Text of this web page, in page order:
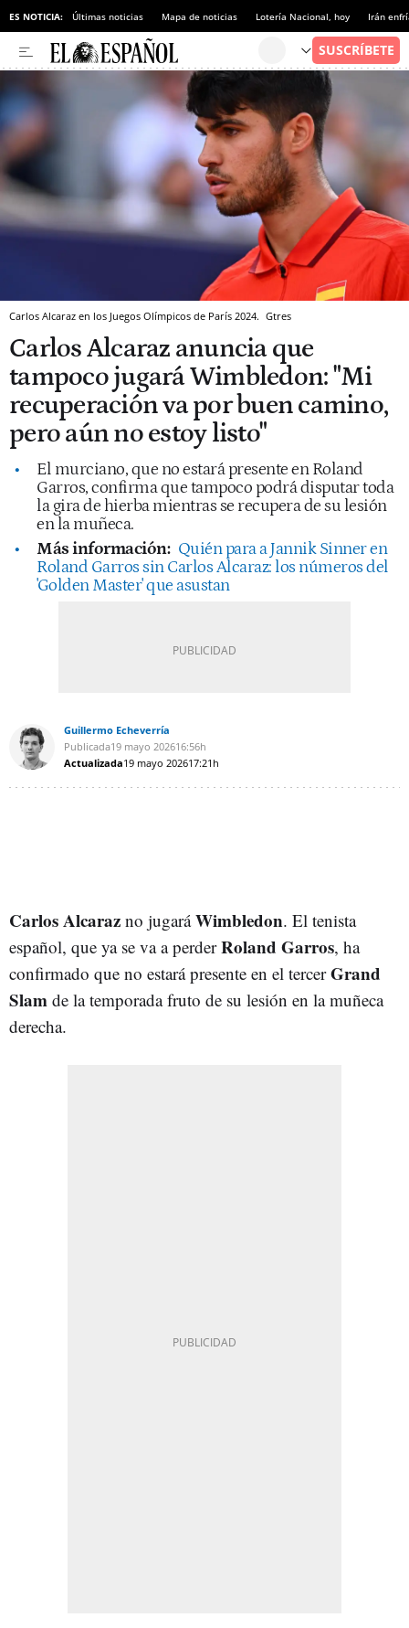
ES NOTICIA: Últimas noticias Mapa de noticias Lotería Nacional, hoy Irán
Carlos Alcaraz en los Juegos Olímpicos de París 2024. Gtres
Carlos Alcaraz anuncia que
tampoco jugará Wimbledon: "Mi
recuperación va por buen camino,
pero aún no estoy listo"
El murciano, que no estará presente en Roland
Garros, confirma que tampoco podrá disputar toda
la gira de hierba mientras se recupera de su lesión
en la muñeca.
Más información: Quién para a Jannik Sinner en
Roland Garros sin Carlos Alcaraz: los números del
'Golden Master' que asustan
Guillermo Echeverría
Publicada19 mayo 202616:56h
Actualizada19 mayo 202617:21h
Carlos Alcaraz no jugaráWimbledon. El tenista
español, que ya se va a perderRoland Garros, ha
confirmado que no estará presente en el tercerGrand
Slam de la temporada fruto de su lesión en la muñeca
derecha.